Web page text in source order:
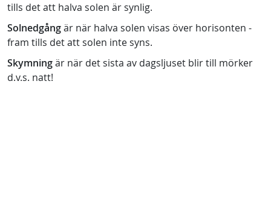
tills det att halva solen är synlig.
Solnedgångär när halva solen visas över horisonten -
fram tills det att solen inte syns.
Skymningär när det sista av dagsljuset blir till mörker
d.v.s. natt!